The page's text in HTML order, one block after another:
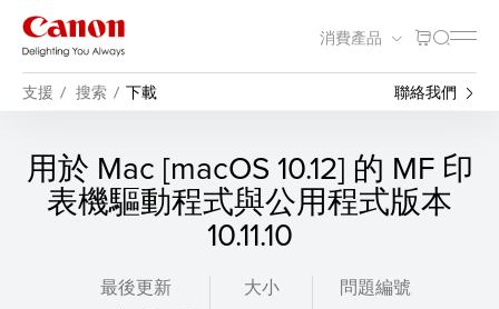
消費產品
支援 搜索 下載 聯絡我們
用於 Mac [macOS 10.12] 的 MF 印
表機驅動程式與公用程式版本
10.11.10
最後更新
大小
問題編號